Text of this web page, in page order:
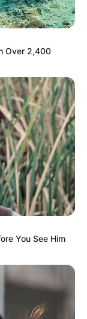
ini juga bisa
serta
yaitu 98%
dan
Over 2,400
You See Him